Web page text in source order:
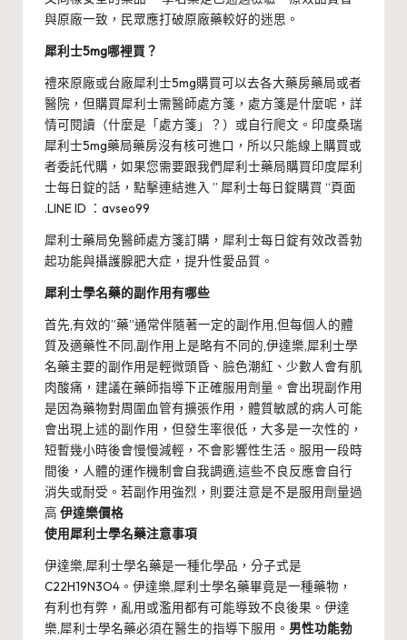
與原廠一致，民眾應打破原廠藥較好的迷思。
犀利士5mg哪裡買？
禮來原廠或台廠犀利士5mg購買可以去各大藥房藥局或者
醫院，但購買犀利士需醫師處方箋，處方箋是什麼呢，詳
情可閱讀（什麼是「處方箋」？）或自行爬文。印度桑瑞
犀利士5mg藥局藥房沒有核可進口，所以只能線上購買或
者委託代購，如果您需要跟我們犀利士藥局購買印度犀利
士每日錠的話，點擊連結進入 ” 犀利士每日錠購買 “頁面
.LINE ID ：avseo99
犀利士藥局免醫師處方箋訂購，犀利士每日錠有效改善勃
起功能與攝護腺肥大症，提升性愛品質。
犀利士學名藥的副作用有哪些
首先,有效的”藥”通常伴隨著一定的副作用,但每個人的體
質及適藥性不同,副作用上是略有不同的,伊達樂,犀利士學
名藥主要的副作用是輕微頭昏、臉色潮紅、少數人會有肌
肉酸痛，建議在藥師指導下正確服用劑量。會出現副作用
是因為藥物對周圍血管有擴張作用，體質敏感的病人可能
會出現上述的副作用，但發生率很低，大多是一次性的，
短暫幾小時後會慢慢減輕，不會影響性生活。服用一段時
間後，人體的運作機制會自我調適,這些不良反應會自行
消失或耐受。若副作用強烈，則要注意是不是服用劑量過
高 伊達樂價格
使用犀利士學名藥注意事項
伊達樂,犀利士學名藥是一種化學品，分子式是
C22H19N3O4。伊達樂,犀利士學名藥畢竟是一種藥物，
有利也有弊，亂用或濫用都有可能導致不良後果。伊達
樂,犀利士學名藥必須在醫生的指導下服用。 男性功能勃